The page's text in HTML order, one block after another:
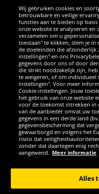
SOCIALE MEDIA
FacebookInstagram
WhatsApp
TikTok
APPS
GER - Alle rechten voorbehouden
*Alle prijzen incl. wettelijke btw
Wij gebruiken cookies en
betrouwbare en veilige
functies aan te bieden op
onze website te analyseren en
verzamelen om u
toestaan" te klikken, stem je
de doeleinden die afzonderlijk
instellingen" en ons
gegevens door ons of door
die strikt noodzakelijk zijn,
te weigeren, of om individueel
instellingen". Voor meer
Cookie-instellingen. Jouw
het gebruik van onze website
voor de toekomst intrekken in
van de aanbieder omvat uw
gegevens in een derde land
gegevensbescherming dat
gewaarborgd en volgens het
risico dat
zonder dat daartegen enig
aangewend. Meer informatie
Alles